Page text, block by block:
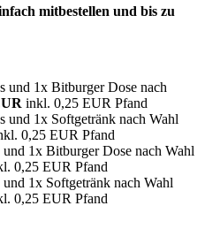
mitbestellen und bis zu
und 1x Bitburger Dose nach
inkl. 0,25 EUR Pfand
und 1x Softgetränk nach Wahl
0,25 EUR Pfand
1x Bitburger Dose nach Wahl
0,25 EUR Pfand
1x Softgetränk nach Wahl
0,25 EUR Pfand